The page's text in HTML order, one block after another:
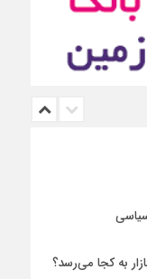
به کجا می‌رسد؟